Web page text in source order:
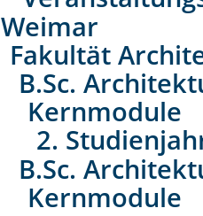
Weimar
Fakultät
B.Sc.
Kernmodule
2.
B.Sc.
Kernmodule